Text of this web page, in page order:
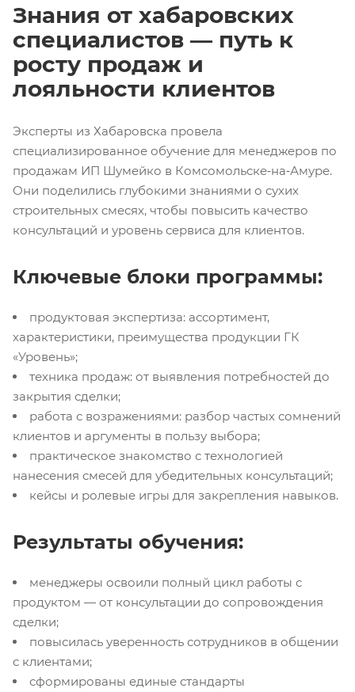
Знания от хабаровских
специалистов — путь к
росту продаж и
лояльности клиентов
Эксперты из Хабаровска провела
специализированное обучение для менеджеров по
продажам ИП Шумейко в Комсомольске‑на‑Амуре.
Они поделились глубокими знаниями о сухих
строительных смесях, чтобы повысить качество
консультаций и уровень сервиса для клиентов.
Ключевые блоки программы:
продуктовая экспертиза: ассортимент,
характеристики, преимущества продукции ГК
«Уровень»;
техника продаж: от выявления потребностей до
закрытия сделки;
работа с возражениями: разбор частых сомнений
клиентов и аргументы в пользу выбора;
практическое знакомство с технологией
нанесения смесей для убедительных консультаций;
кейсы и ролевые игры для закрепления навыков.
Результаты обучения:
менеджеры освоили полный цикл работы с
продуктом — от консультации до сопровождения
сделки;
повысилась уверенность сотрудников в общении
с клиентами;
сформированы единые стандарты